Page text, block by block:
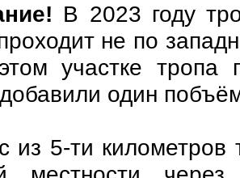
В 2023 году
не по
участке тропа
один
из 5-ти